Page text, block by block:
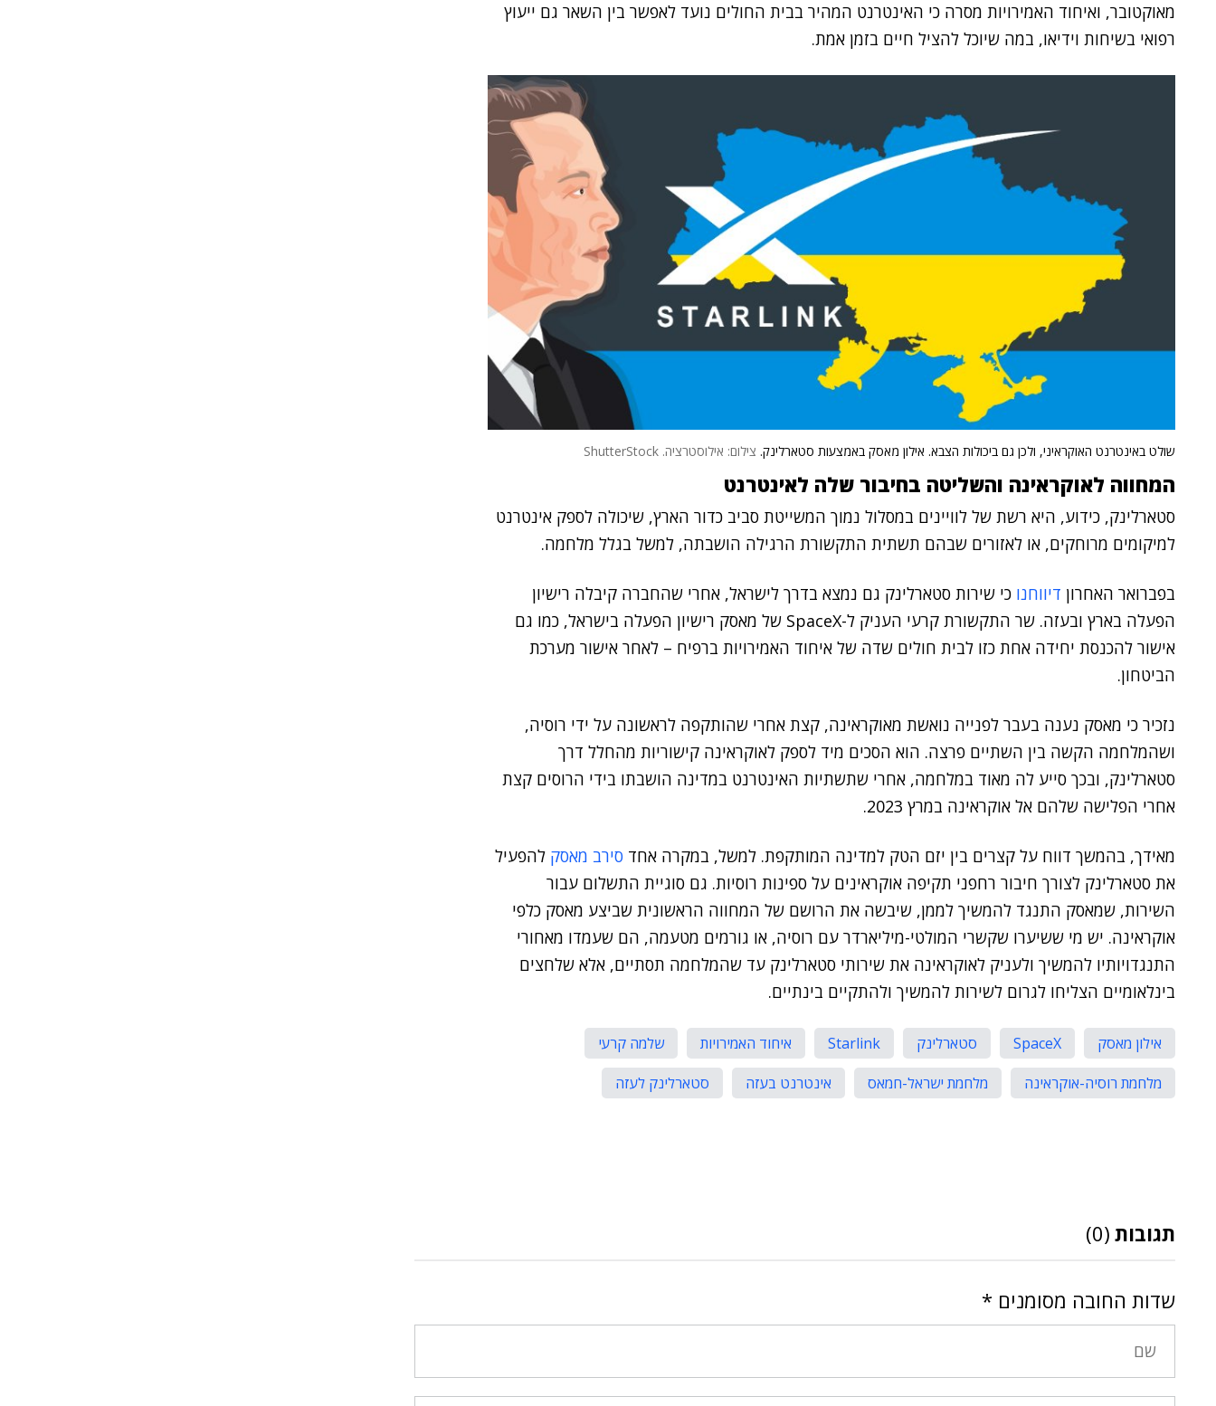
מאוקטובר, ואיחוד האמירויות מסרה כי האינטרנט המהיר בבית החולים נועד לאפשר בין השאר גם ייעוץ
רפואי בשיחות וידיאו, במה שיוכל להציל חיים בזמן אמת.
שולט באינטרנט האוקראיני, ולכן גם ביכולות הצבא. אילון מאסק באמצעות סטארלינק. צילום: אילוסטרציה. ShutterStock
המחווה לאוקראינה והשליטה בחיבור שלה לאינטרנט
סטארלינק, כידוע, היא רשת של לוויינים במסלול נמוך המשייטת סביב כדור הארץ, שיכולה לספק אינטרנט
למיקומים מרוחקים, או לאזורים שבהם תשתית התקשורת הרגילה הושבתה, למשל בגלל מלחמה.
בפברואר האחרון דיווחנו כי שירות סטארלינק גם נמצא בדרך לישראל, אחרי שהחברה קיבלה רישיון
הפעלה בארץ ובעזה. שר התקשורת קרעי העניק ל-SpaceX של מאסק רישיון הפעלה בישראל, כמו גם
אישור להכנסת יחידה אחת כזו לבית חולים שדה של איחוד האמירויות ברפיח – לאחר אישור מערכת
הביטחון.
נזכיר כי מאסק נענה בעבר לפנייה נואשת מאוקראינה, קצת אחרי שהותקפה לראשונה על ידי רוסיה,
ושהמלחמה הקשה בין השתיים פרצה. הוא הסכים מיד לספק לאוקראינה קישוריות מהחלל דרך
סטארלינק, ובכך סייע לה מאוד במלחמה, אחרי שתשתיות האינטרנט במדינה הושבתו בידי הרוסים קצת
אחרי הפלישה שלהם אל אוקראינה במרץ 2023.
מאידך, בהמשך דווח על קצרים בין יזם הטק למדינה המותקפת. למשל, במקרה אחד סירב מאסק להפעיל
את סטארלינק לצורך חיבור רחפני תקיפה אוקראינים על ספינות רוסיות. גם סוגיית התשלום עבור
השירות, שמאסק התנגד להמשיך לממן, שיבשה את הרושם של המחווה הראשונית שביצע מאסק כלפי
אוקראינה. יש מי ששיערו שקשרי המולטי-מיליארדר עם רוסיה, או גורמים מטעמה, הם שעמדו מאחורי
התנגדויותיו להמשיך ולעניק לאוקראינה את שירותי סטארלינק עד שהמלחמה תסתיים, אלא שלחצים
בינלאומיים הצליחו לגרום לשירות להמשיך ולהתקיים בינתיים.
אילון מאסק SpaceX סטארלינק Starlink איחוד האמירויות
שלמה קרעי
מלחמת רוסיה-אוקראינה
מלחמת ישראל-חמאס אינטרנט בעזה סטארלינק לעזה
תגובות (0)
שדות החובה מסומנים *